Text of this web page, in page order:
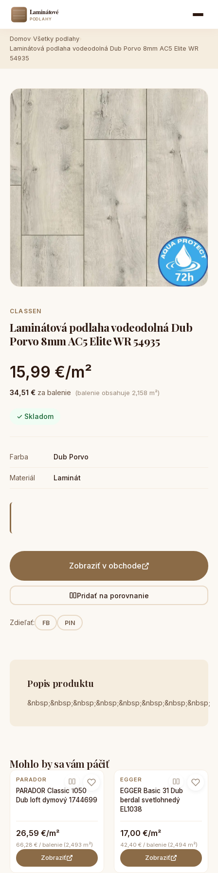
Domov Všetky podlahy
Laminátová podlaha vodeodolná Dub Porvo 8mm AC5 Elite WR
54935
CLASSEN
Laminátová podlaha vodeodolná Dub
Porvo 8mm AC5 Elite WR 54935
15,99 €/m²
34,51 € za balenie (balenie obsahuje 2,158 m²)
✓ Skladom
Farba Dub Porvo
Materiál Laminát
Zobraziť v obchode
Pridať na porovnanie
Zdieľať: FB PIN
Popis produktu
&nbsp;&nbsp;&nbsp;&nbsp;&nbsp;&nbsp;&nbsp;&nbsp;
Mohlo by sa vám páčiť
PARADOR
PARADOR Classic 1050
Dub loft dymový 1744699
26,59 €/m²
66,28 € / balenie (2,493 m²)
Zobraziť
EGGER
EGGER Basic 31 Dub
berdal svetlohnedý
EL1038
17,00 €/m²
42,40 € / balenie (2,494 m²)
Zobraziť